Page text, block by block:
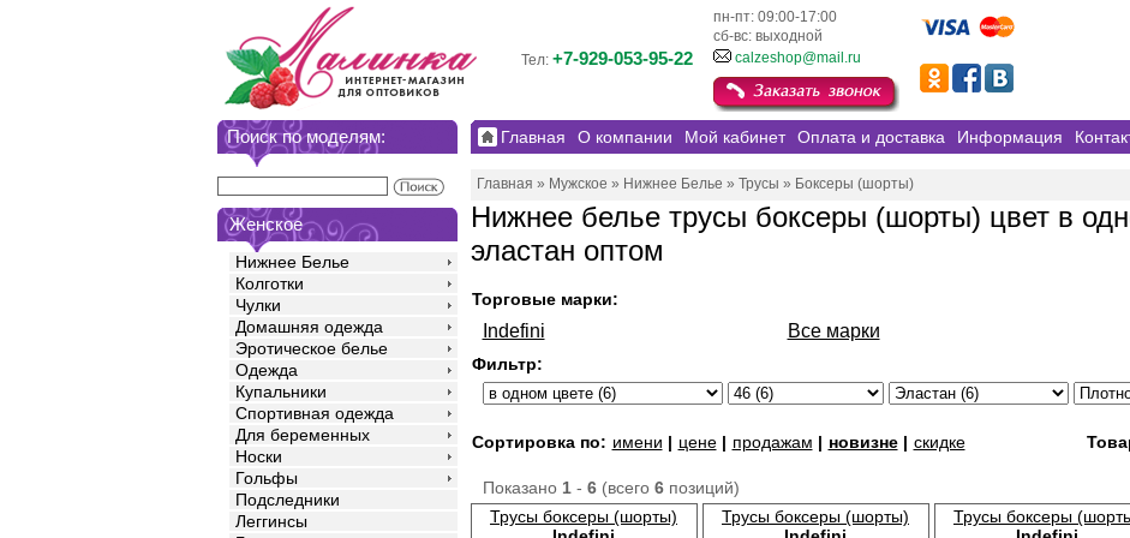
пн-пт: 09:00-17:00
сб-вс: выходной
Тел: +7-929-053-95-22 calzeshop@mail.ru
Поиск по моделям:
Женское
Нижнее Белье
Колготки
Чулки
Домашняя одежда
Эротическое белье
Одежда
Купальники
Спортивная одежда
Для беременных
Носки
Гольфы
Подследники
Леггинсы
Главная О компании Мой кабинет Оплата и доставка Информация
Главная » Мужское » Нижнее Белье » Трусы » Боксеры (шорты)
Нижнее белье трусы боксеры (шорты) цвет в
эластан оптом
Торговые марки:
Indefini Все марки
Фильтр:
Сортировка по: имени | цене| продажам | новизне| скидке
Показано 1- 6(всего 6позиций)
Трусы боксеры (шорты)
Трусы боксеры (шорты)
Трусы боксеры